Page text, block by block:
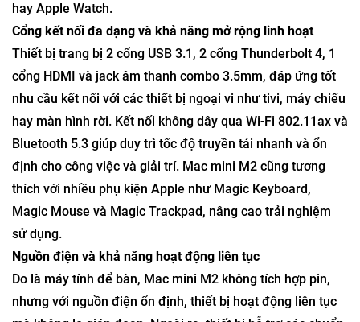
hay Apple Watch.
Cổng kết nối đa dạng và khả năng mở rộng linh hoạt
Thiết bị trang bị 2 cổng USB 3.1, 2 cổng Thunderbolt 4, 1
cổng HDMI và jack âm thanh combo 3.5mm, đáp ứng tốt
nhu cầu kết nối với các thiết bị ngoại vi như tivi, máy chiếu
hay màn hình rời. Kết nối không dây qua Wi-Fi 802.11ax và
Bluetooth 5.3 giúp duy trì tốc độ truyền tải nhanh và ổn
định cho công việc và giải trí. Mac mini M2 cũng tương
thích với nhiều phụ kiện Apple như Magic Keyboard,
Magic Mouse và Magic Trackpad, nâng cao trải nghiệm
sử dụng.
Nguồn điện và khả năng hoạt động liên tục
Do là máy tính để bàn, Mac mini M2 không tích hợp pin,
nhưng với nguồn điện ổn định, thiết bị hoạt động liên tục